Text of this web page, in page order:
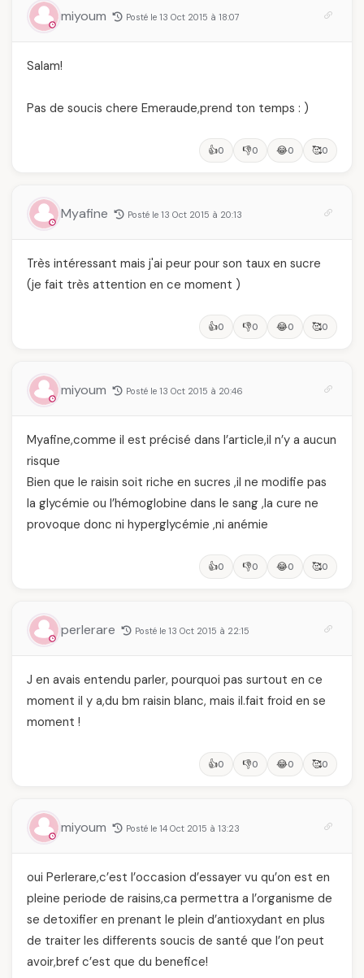
miyoum Posté le 13 Oct 2015 à 18:07
Salam!
Pas de soucis chere Emeraude,prend ton temps : )
👍0 👎0 😂0 🥰0
Myafine Posté le 13 Oct 2015 à 20:13
Très intéressant mais j'ai peur pour son taux en sucre
(je fait très attention en ce moment )
👍0 👎0 😂0 🥰0
miyoum Posté le 13 Oct 2015 à 20:46
Myafine,comme il est précisé dans l’article,il n’y a aucun
risque
Bien que le raisin soit riche en sucres ,il ne modifie pas
la glycémie ou l’hémoglobine dans le sang ,la cure ne
provoque donc ni hyperglycémie ,ni anémie
👍0 👎0 😂0 🥰0
perlerare Posté le 13 Oct 2015 à 22:15
J en avais entendu parler, pourquoi pas surtout en ce
moment il y a,du bm raisin blanc, mais il.fait froid en se
moment !
👍0 👎0 😂0 🥰0
miyoum Posté le 14 Oct 2015 à 13:23
oui Perlerare,c’est l’occasion d’essayer vu qu’on est en
pleine periode de raisins,ca permettra a l’organisme de
se detoxifier en prenant le plein d’antioxydant en plus
de traiter les differents soucis de santé que l’on peut
avoir,bref c’est que du benefice!